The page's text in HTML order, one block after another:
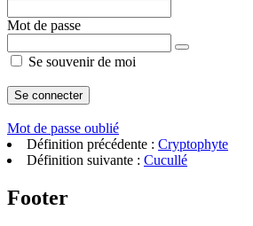
Mot de passe
Se souvenir de moi
Mot de passe oublié
Définition précédente : Cryptophyte
Définition suivante : Cucullé
Footer